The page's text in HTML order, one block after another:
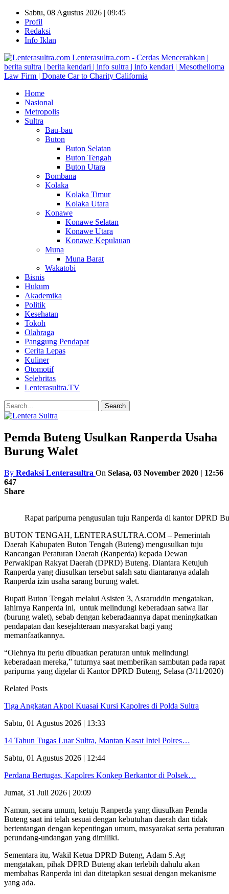
Sabtu, 08 Agustus 2026 | 09:45
Profil
Redaksi
Info Iklan
Lenterasultra.com - Cerdas Mencerahkan |
berita sultra | berita kendari | info sultra | info kendari | Mesothelioma
Law Firm | Donate Car to Charity California
Home
Nasional
Metropolis
Sultra
Bau-bau
Buton
Buton Selatan
Buton Tengah
Buton Utara
Bombana
Kolaka
Kolaka Timur
Kolaka Utara
Konawe
Konawe Selatan
Konawe Utara
Konawe Kepulauan
Muna
Muna Barat
Wakatobi
Bisnis
Hukum
Akademika
Politik
Kesehatan
Tokoh
Olahraga
Panggung Pendapat
Cerita Lepas
Kuliner
Otomotif
Selebritas
Lenterasultra.TV
Pemda Buteng Usulkan Ranperda Usaha
Burung Walet
By Redaksi Lenterasultra On Selasa, 03 November 2020 | 12:56
647
Share
Rapat paripurna pengusulan tuju Ranperda di kantor DPRD
BUTON TENGAH, LENTERASULTRA.COM – Pemerintah
Daerah Kabupaten Buton Tengah (Buteng) mengusulkan tuju
Rancangan Peraturan Daerah (Ranperda) kepada Dewan
Perwakipan Rakyat Daerah (DPRD) Buteng. Diantara Ketujuh
Ranperda yang diusulkan tersebut salah satu diantaranya adalah
Ranperda izin usaha sarang burung walet.
Bupati Buton Tengah melalui Asisten 3, Asraruddin mengatakan,
lahirnya Ranperda ini, untuk melindungi keberadaan satwa liar
(burung walet), sebab dengan keberadaannya dapat meningkatkan
pendapatan dan kesejahteraan masyarakat bagi yang
memanfaatkannya.
“Olehnya itu perlu dibuatkan peraturan untuk melindungi
keberadaan mereka,” tuturnya saat memberikan sambutan pada rapat
paripurna yang digelar di Kantor DPRD Buteng, Selasa (3/11/2020)
Related Posts
Tiga Angkatan Akpol Kuasai Kursi Kapolres di Polda Sultra
Sabtu, 01 Agustus 2026 | 13:33
14 Tahun Tugas Luar Sultra, Mantan Kasat Intel Polres…
Sabtu, 01 Agustus 2026 | 12:44
Perdana Bertugas, Kapolres Konkep Berkantor di Polsek…
Jumat, 31 Juli 2026 | 20:09
Namun, secara umum, ketuju Ranperda yang diusulkan Pemda
Buteng saat ini telah sesuai dengan kebutuhan daerah dan tidak
bertentangan dengan kepentingan umum, masyarakat serta peraturan
perundang-undangan yang dimiliki.
Sementara itu, Wakil Ketua DPRD Buteng, Adam S.Ag
mengatakan, pihak DPRD Buteng akan terlebih dahulu akan
membahas Ranperda ini dan ditetapkan sesuai dengan mekanisme
yang ada.